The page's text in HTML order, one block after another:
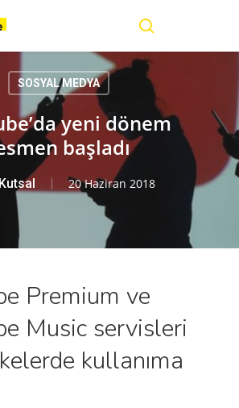
SOSYAL MEDYA
yeni dönem
başladı
20 Haziran 2018
Premium ve
Music servisleri
kullanıma